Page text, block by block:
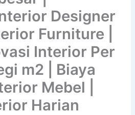
Designer
Furniture |
Interior Per
m2 | Biaya
Mebel |
Harian